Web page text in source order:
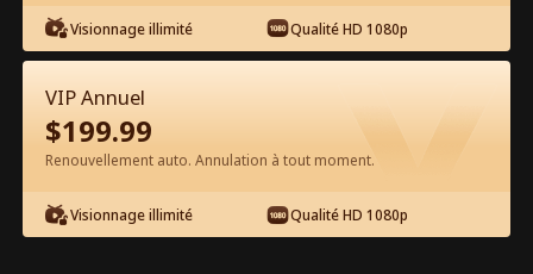
Épisode 76 - Regarde ce que tu m'as
fait faire Film complet
0-49 50-82 Tous les épisodes
Visionnage illimité Qualité HD 1080p
VIP Annuel
$199.99
Renouvellement auto. Annulation à tout moment.
Visionnage illimité Qualité HD 1080p